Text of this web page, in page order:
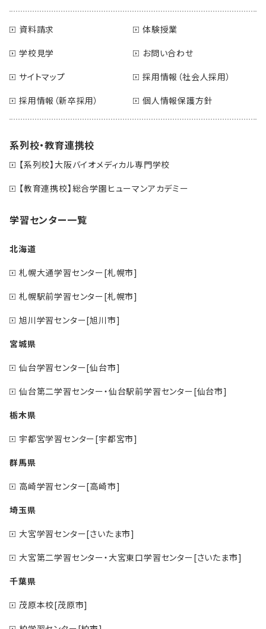
資料請求
体験授業
学校見学
お問い合わせ
サイトマップ
採用情報（社会人採用）
採用情報（新卒採用）
個人情報保護方針
系列校・教育連携校
【系列校】大阪バイオメディカル専門学校
【教育連携校】総合学園ヒューマンアカデミー
学習センター一覧
北海道
札幌大通学習センター[札幌市]
札幌駅前学習センター[札幌市]
旭川学習センター[旭川市]
宮城県
仙台学習センター[仙台市]
仙台第二学習センター・仙台駅前学習センター[仙台市]
栃木県
宇都宮学習センター[宇都宮市]
群馬県
高崎学習センター[高崎市]
埼玉県
大宮学習センター[さいたま市]
大宮第二学習センター・大宮東口学習センター[さいたま市]
千葉県
茂原本校[茂原市]